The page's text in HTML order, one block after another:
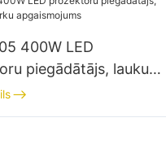
400W LED
piegādātājs, laukumu
apgaismojums